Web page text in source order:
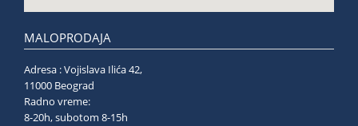
MALOPRODAJA
Adresa : Vojislava Ilića 42,
11000 Beograd
Radno vreme:
8-20h, subotom 8-15h